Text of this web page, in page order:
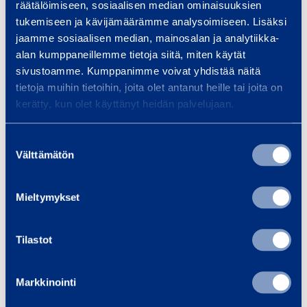
räätälöimiseen, sosiaalisen median ominaisuuksien
tukemiseen ja kävijämäärämme analysoimiseen. Lisäksi
jaamme sosiaalisen median, mainosalan ja analytiikka-
alan kumppaneillemme tietoja siitä, miten käytät
sivustoamme. Kumppanimme voivat yhdistää näitä
tietoja muihin tietoihin, joita olet antanut heille tai joita on
kerätty, kun olet käyttänyt heidän palvelujaan.
valinta
Välttämätön
Mieltymykset
Tilastot
Markkinointi
,
b
e
o
n
i
l
e
Samankaltaisia tuotteita
T
i
15,02 €
121 mm
18,02 €